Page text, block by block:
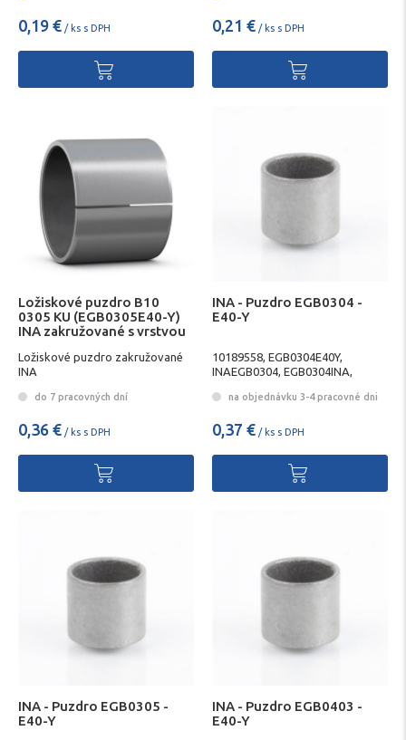
0,19 € / ks s DPH 0,21 € / ks s DPH
Ložiskové puzdro B10
0305 KU (EGB0305E40-Y)
INA zakružované s vrstvou
Ložiskové puzdro zakružované
INA
do 7 pracovných dní
0,36 € / ks s DPH
INA - Puzdro EGB0304 -
E40-Y
10189558, EGB0304E40Y,
INAEGB0304, EGB0304INA,
EGB0304SCHAEFFLER
na objednávku 3-4 pracovné dni
0,37 € / ks s DPH
INA - Puzdro EGB0305 -
E40-Y
INA - Puzdro EGB0403 -
E40-Y